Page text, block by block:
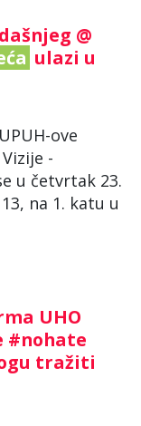
@
ulazi u
ove
-
u četvrtak 23.
na 1. katu u
UHO
#nohate
tražiti